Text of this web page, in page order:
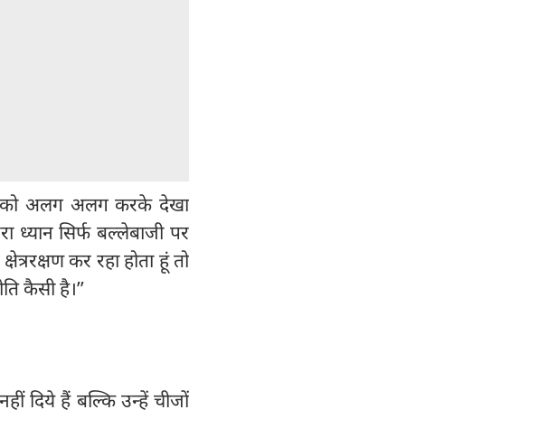
को अलग अलग करके देखा
ध्यान सिर्फ बल्लेबाजी पर
कर रहा होता हूं तो
कैसी है।’’
दिये हैं बल्कि उन्हें चीजों